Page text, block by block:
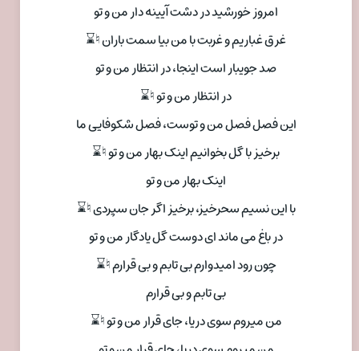
امروز خورشید در دشت آیینه دار من و تو
غرق غباریم و غربت با من بیا سمت باران ♮⌛
صد جویبار است اینجا، در انتظار من و تو
در انتظار من و تو ♮⌛
این فصل فصل من و توست، فصل شکوفایی ما
برخیز با گل بخوانیم اینک بهار من و تو ♮⌛
اینک بهار من و تو
با این نسیم سحرخیز، برخیز اگر جان سپردی ♮⌛
در باغ می ماند ای دوست گل یادگار من و تو
چون رود امیدوارم بی تابم و بی قرارم ♮⌛
بی تابم و بی قرارم
من میروم سوی دریا، جای قرار من و تو ♮⌛